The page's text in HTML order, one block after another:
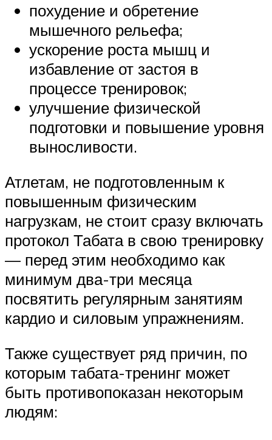
похудение и обретение
мышечного рельефа;
ускорение роста мышц и
избавление от застоя в
процессе тренировок;
улучшение физической
подготовки и повышение уровня
выносливости.
Атлетам, не подготовленным к
повышенным физическим
нагрузкам, не стоит сразу включать
протокол Табата в свою тренировку
— перед этим необходимо как
минимум два-три месяца
посвятить регулярным занятиям
кардио и силовым упражнениям.
Также существует ряд причин, по
которым табата-тренинг может
быть противопоказан некоторым
людям: